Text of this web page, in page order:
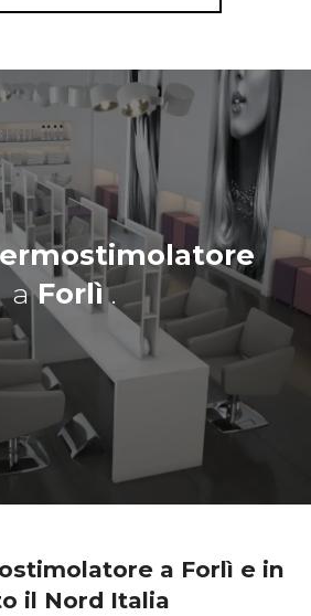
aForlì.
a Forlì e in
il Nord Italia